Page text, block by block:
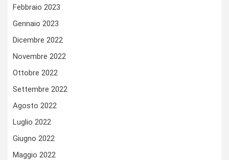
Febbraio 2023
Gennaio 2023
Dicembre 2022
Novembre 2022
Ottobre 2022
Settembre 2022
Agosto 2022
Luglio 2022
Giugno 2022
Maggio 2022